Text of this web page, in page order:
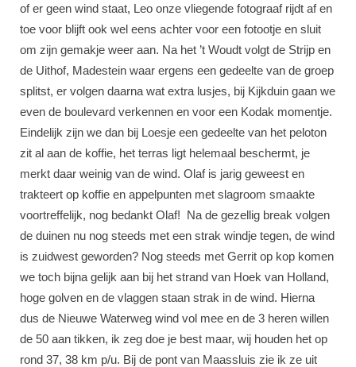
of er geen wind staat, Leo onze vliegende fotograaf rijdt af en
toe voor blijft ook wel eens achter voor een fotootje en sluit
om zijn gemakje weer aan. Na het ’t Woudt volgt de Strijp en
de Uithof, Madestein waar ergens een gedeelte van de groep
splitst, er volgen daarna wat extra lusjes, bij Kijkduin gaan we
even de boulevard verkennen en voor een Kodak momentje.
Eindelijk zijn we dan bij Loesje een gedeelte van het peloton
zit al aan de koffie, het terras ligt helemaal beschermt, je
merkt daar weinig van de wind. Olaf is jarig geweest en
trakteert op koffie en appelpunten met slagroom smaakte
voortreffelijk, nog bedankt Olaf! Na de gezellig break volgen
de duinen nu nog steeds met een strak windje tegen, de wind
is zuidwest geworden? Nog steeds met Gerrit op kop komen
we toch bijna gelijk aan bij het strand van Hoek van Holland,
hoge golven en de vlaggen staan strak in de wind. Hierna
dus de Nieuwe Waterweg wind vol mee en de 3 heren willen
de 50 aan tikken, ik zeg doe je best maar, wij houden het op
rond 37, 38 km p/u. Bij de pont van Maassluis zie ik ze uit